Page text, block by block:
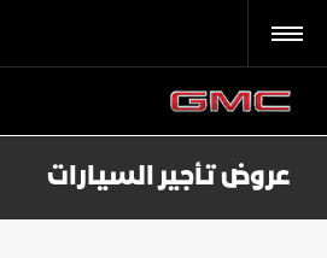
عروض تأجير السيارات